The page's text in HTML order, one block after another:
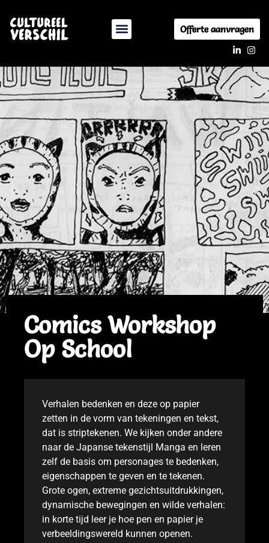
Offerte aanvragen
Comics Workshop
Op School
Verhalen bedenken en deze op papier
zetten in de vorm van tekeningen en tekst,
dat is striptekenen. We kijken onder andere
naar de Japanse tekenstijl Manga en leren
zelf de basis om personages te bedenken,
eigenschappen te geven en te tekenen.
Grote ogen, extreme gezichtsuitdrukkingen,
dynamische bewegingen en wilde verhalen:
in korte tijd leer je hoe pen en papier je
verbeeldingswereld kunnen openen.